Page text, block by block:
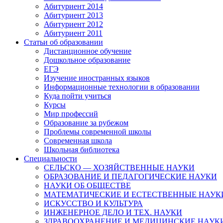
Абитуриент 2014
Абитуриент 2013
Абитуриент 2012
Абитуриент 2011
Статьи об образовании
Дистанционное обучение
Дошкольное образование
ЕГЭ
Изучение иностранных языков
Информационные технологии в образовании
Куда пойти учиться
Курсы
Мир профессий
Образование за рубежом
Проблемы современной школы
Современная школа
Школьная библиотека
Специальности
СЕЛЬСКО — ХОЗЯЙСТВЕННЫЕ НАУКИ
ОБРАЗОВАНИЕ И ПЕДАГОГИЧЕСКИЕ НАУКИ
НАУКИ ОБ ОБЩЕСТВЕ
МАТЕМАТИЧЕСКИЕ И ЕСТЕСТВЕННЫЕ
ИСКУССТВО И КУЛЬТУРА
ИНЖЕНЕРНОЕ ДЕЛО И ТЕХ. НАУКИ
ЗДРАВООХРАНЕНИЕ И МЕДИЦИНСКИЕ